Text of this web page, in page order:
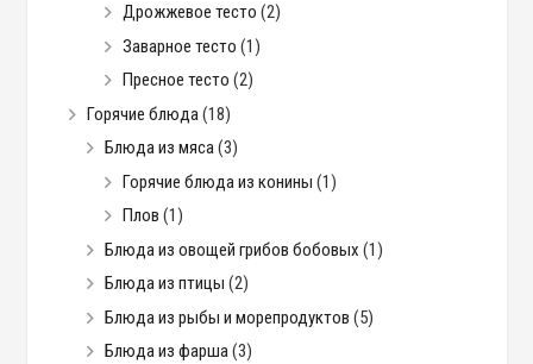
Дрожжевое тесто (2)
Заварное тесто (1)
Пресное тесто (2)
Горячие блюда(18)
Блюда из мяса(3)
Горячие блюда из конины (1)
Плов (1)
Блюда из овощей грибов бобовых (1)
Блюда из птицы (2)
Блюда из рыбы и морепродуктов (5)
Блюда из фарша(3)